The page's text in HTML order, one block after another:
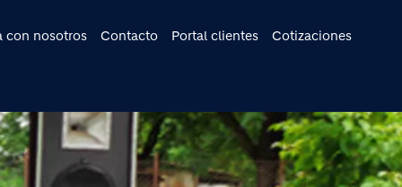
con nosotros Contacto Portal clientes Cotizaciones